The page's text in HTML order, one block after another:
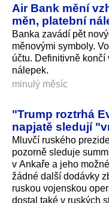
Air Bank mění
měn, platební
Banka zavádí pět
měnovými symboly.
účtu. Definitivně
nálepek.
minulý měsíc
"Trump roztrhá
napjatě sledují
Mluvčí ruského
pozorně sleduje
v Ankaře a jeho
žádné další dodávky
ruskou vojenskou
dostal také v ruských